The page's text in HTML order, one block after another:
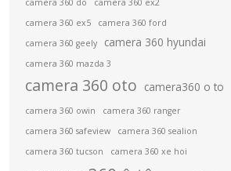
camera 360 do
camera 360 ex2
camera 360 ex5
camera 360 ford
camera 360 geely
camera 360 hyundai
camera 360 mazda 3
camera 360 oto camera360 o to
camera 360 owin
camera 360 ranger
camera 360 safeview
camera 360 sealion
camera 360 tucson
camera 360 xe hoi